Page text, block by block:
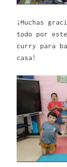
¡Muchas
todo por
curry para
casa!